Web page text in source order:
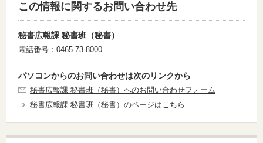
この情報に関するお問い合わせ先
秘書広報課 秘書班（秘書）
電話番号：0465-73-8000
パソコンからのお問い合わせは次のリンクから
秘書広報課 秘書班（秘書）へのお問い合わせフォーム
秘書広報課 秘書班（秘書）のページはこちら